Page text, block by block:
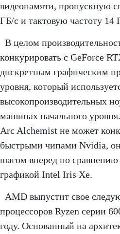
видеопамяти, пропускную
ГБ/с и тактовую частоту 14
В целом
конкурировать с GeForce
дискретным графическим
уровня, который
высокопроизводительных
машинах начального
Arc Alchemist не может
быстрыми чипами Nvidia,
шагом вперед по сравнению
графикой Intel Iris Xe.
AMD выпустит свое
процессоров Ryzen серии
году. Основанный на